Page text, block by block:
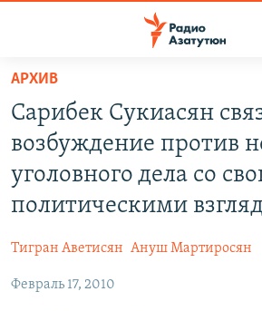
Перейти
основному
содержанию
Перейти
основной
Перейти
ГЛАВНАЯ
НОВОСТИ
ПОЛИТИКА
РЕГИОН
НАГОРНЫЙ КАРАБАХ
АРХИВ
Сарибек Сукиасян
возбуждение против
уголовного дела со
политическими
Тигран Аветисян Ануш Мартиросян
Февраль 17, 2010